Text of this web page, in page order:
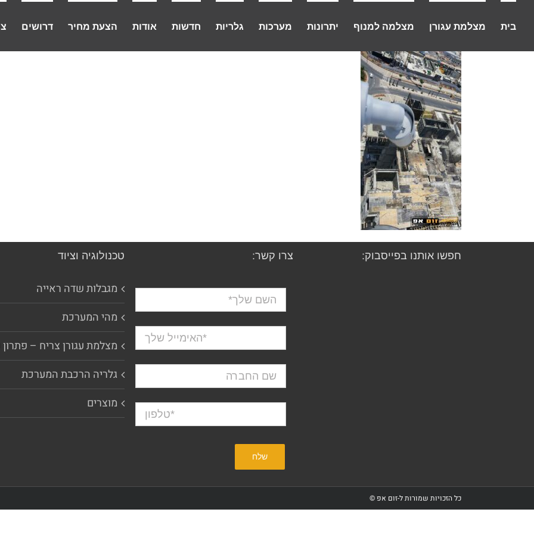
לתוכןבית מצלמת עגורן מצלמה למנוף יתרונות מערכות גלריות חדשות אודות הצעת מחיר דרושים
חפשו אותנו בפייסבוק: צרו קשר: טכנולוגיה וציוד
מגבלות שדה ראייה
מהי המערכת
מצלמת עגורן צריח – פתרון
גלריה הרכבת המערכת
מוצרים
כל הזכויות שמורות ל-זום אפ ©